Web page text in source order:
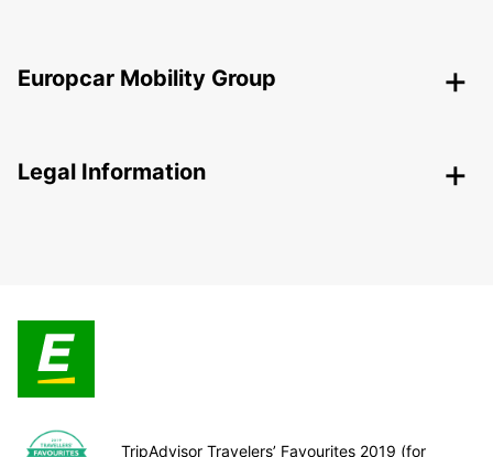
Europcar Mobility Group
Legal Information
TripAdvisor Travelers’ Favourites 2019 (for